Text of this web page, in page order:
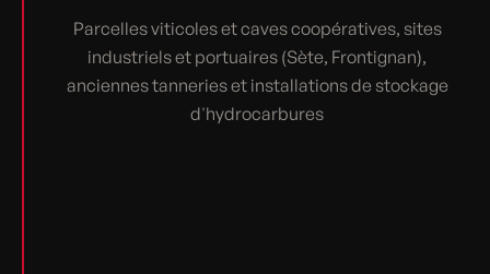
Parcelles viticoles et caves coopératives, sites
industriels et portuaires (Sète, Frontignan),
anciennes tanneries et installations de stockage
d'hydrocarbures